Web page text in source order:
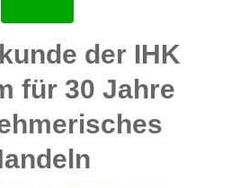
der IHK
für 30 Jahre